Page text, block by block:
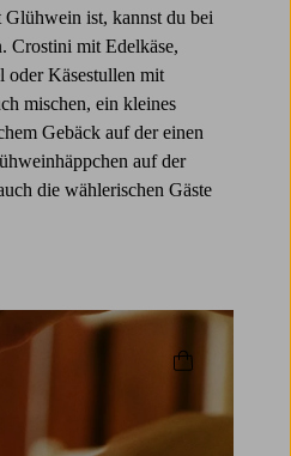
ist, kannst du bei
Crostini mit Edelkäse,
oder Käsestullen mit
mischen, ein kleines
Gebäck auf der einen
auf der
die wählerischen Gäste